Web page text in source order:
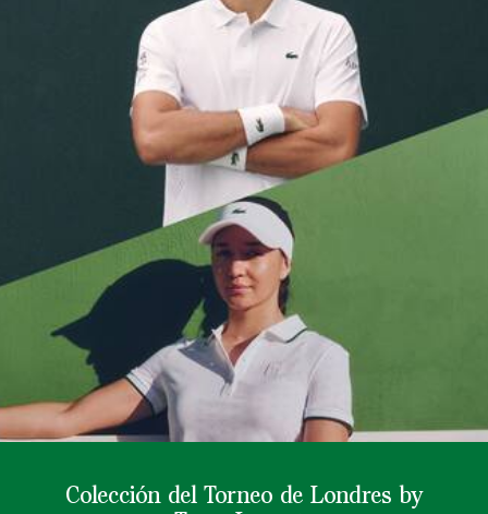
Colección del Torneo de Londres by